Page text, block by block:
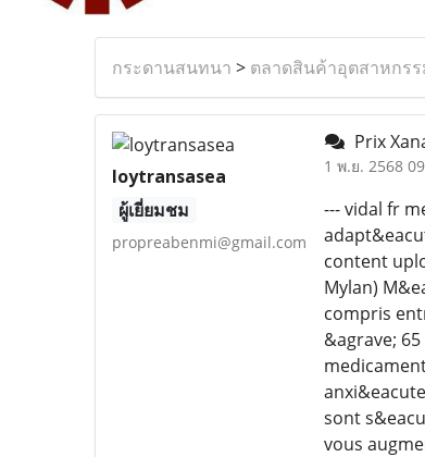
กระดานสนทนา > ตลาดสินค้าอุตสาหกร
loytransasea
ผู้เยี่ยมชม
propreabenmi@gmail.com
Prix
1 พ.ย. 2568
--- vidal fr
content
Mylan)
compris
&agrave;
sont
vous